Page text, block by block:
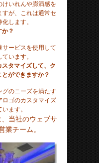
いれんや膨満感を
が、これは通常セ
します。
か？
ービスを使用して
います。
タマイズして、ク
ができますか？
グのニーズを満たす
ロゴのカスタマイズ
ます。
当社のウェブサ
業チーム。